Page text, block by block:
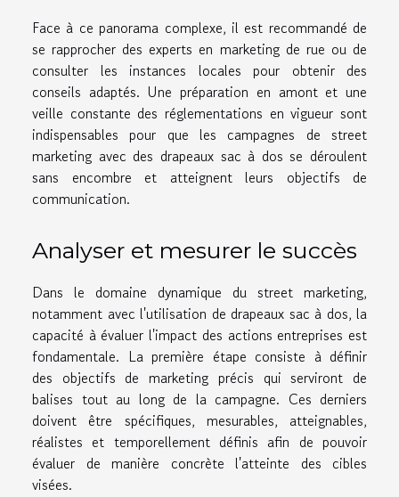
Face à ce panorama complexe, il est recommandé de
se rapprocher des experts en marketing de rue ou de
consulter les instances locales pour obtenir des
conseils adaptés. Une préparation en amont et une
veille constante des réglementations en vigueur sont
indispensables pour que les campagnes de street
marketing avec des drapeaux sac à dos se déroulent
sans encombre et atteignent leurs objectifs de
communication.
Analyser et mesurer le succès
Dans le domaine dynamique du street marketing,
notamment avec l'utilisation de drapeaux sac à dos, la
capacité à évaluer l'impact des actions entreprises est
fondamentale. La première étape consiste à définir
des objectifs de marketing précis qui serviront de
balises tout au long de la campagne. Ces derniers
doivent être spécifiques, mesurables, atteignables,
réalistes et temporellement définis afin de pouvoir
évaluer de manière concrète l'atteinte des cibles
visées.